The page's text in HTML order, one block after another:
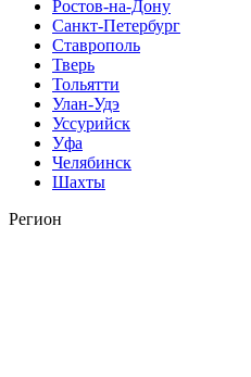
Ростов-на-Дону
Санкт-Петербург
Ставрополь
Тверь
Тольятти
Улан-Удэ
Уссурийск
Уфа
Челябинск
Шахты
Регион